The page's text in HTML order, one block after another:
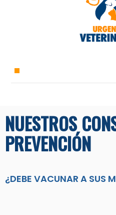
NUESTROS
PREVENCIÓN
¿DEBE VACUNAR A SUS